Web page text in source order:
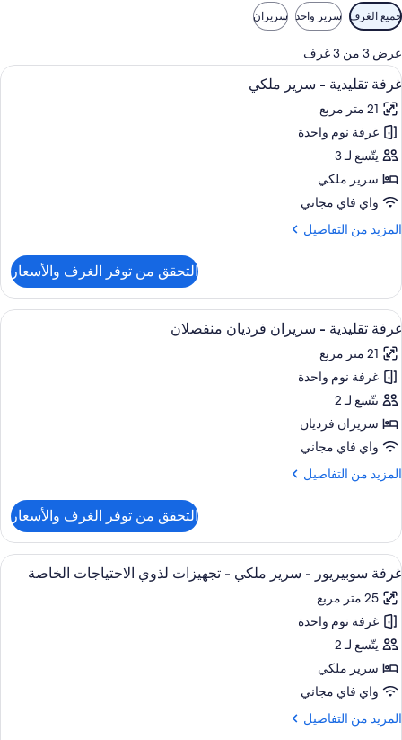
عوامل
التصفية
المتاحة
للغرف
جميع الغرف سرير واحد سريران
عرض 3 من 3 غرف
استعراض
جميع
صور
غرفة
تقليدية
-
سرير
ملكي
خزنة داخل الغرفة ومكتب وتجهيزات
4
غرفة تقليدية - سرير ملكي
21 متر مربع
غرفة نوم واحدة
يتّسع لـ 3
سرير ملكي
واي فاي مجاني
المزيد من التفاصيل
المزيد
غرفة
تقليدية
-
سرير
ملكي
التحقق من توفر الغرف والأسعار
استعراض
جميع
صور
غرفة
تقليدية
-
سريران
فرديان
منفصلان
خزنة داخل الغرفة ومكتب وتجهيزات
4
غرفة تقليدية - سريران فرديان منفصلان
21 متر مربع
غرفة نوم واحدة
يتّسع لـ 2
سريران فرديان
واي فاي مجاني
المزيد من التفاصيل
المزيد
غرفة
تقليدية
-
سريران
فرديان
منفصلان
التحقق من توفر الغرف والأسعار
استعراض
جميع
صور
غرفة
سوبيريور
-
سرير
ملكي
-
خزنة داخل الغرفة ومكتب وتجهيزات
4
غرفة سوبيريور - سرير ملكي - تجهيزات لذوي الاحتياجات الخاصة
25 متر مربع
غرفة نوم واحدة
يتّسع لـ 2
سرير ملكي
واي فاي مجاني
المزيد من التفاصيل
المزيد